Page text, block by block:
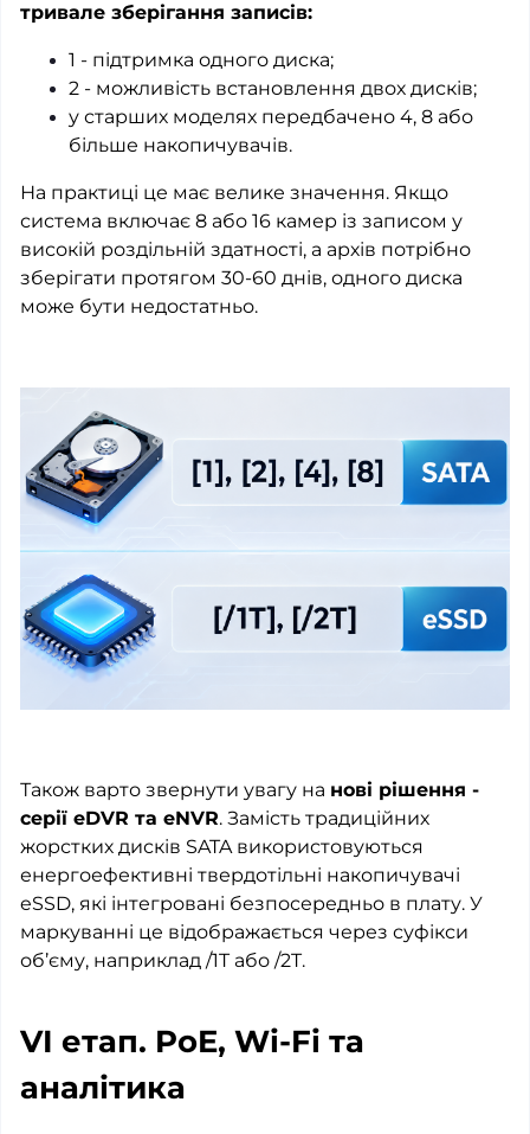
тривале зберігання записів:
1 - підтримка одного диска;
2 - можливість встановлення двох дисків;
у старших моделях передбачено 4, 8 або
більше накопичувачів.
На практиці це має велике значення. Якщо
система включає 8 або 16 камер із записом у
високій роздільній здатності, а архів потрібно
зберігати протягом 30-60 днів, одного диска
може бути недостатньо.
Також варто звернути увагу на нові рішення -
серії eDVR та eNVR. Замість традиційних
жорстких дисків SATA використовуються
енергоефективні твердотільні накопичувачі
eSSD, які інтегровані безпосередньо в плату. У
маркуванні це відображається через суфікси
об’єму, наприклад /1T або /2T.
VI етап. PoE, Wi-Fi та
аналітика